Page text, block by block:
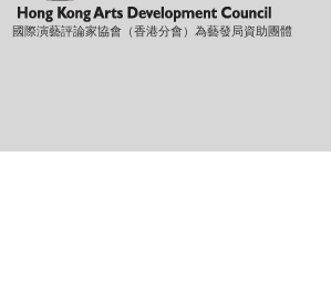
國際演藝評論家協會（香港分會）為藝發局資助團體